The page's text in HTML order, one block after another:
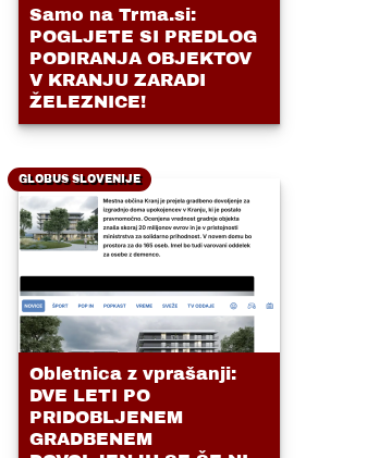
Samo na Trma.si:
POGLJETE SI PREDLOG
PODIRANJA OBJEKTOV
V KRANJU ZARADI
ŽELEZNICE!
GLOBUS SLOVENIJE
Obletnica z vprašanji:
DVE LETI PO
PRIDOBLJENEM
GRADBENEM